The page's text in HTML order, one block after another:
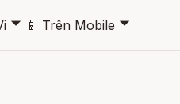
🞃 📱 Trên Mobile 🞃